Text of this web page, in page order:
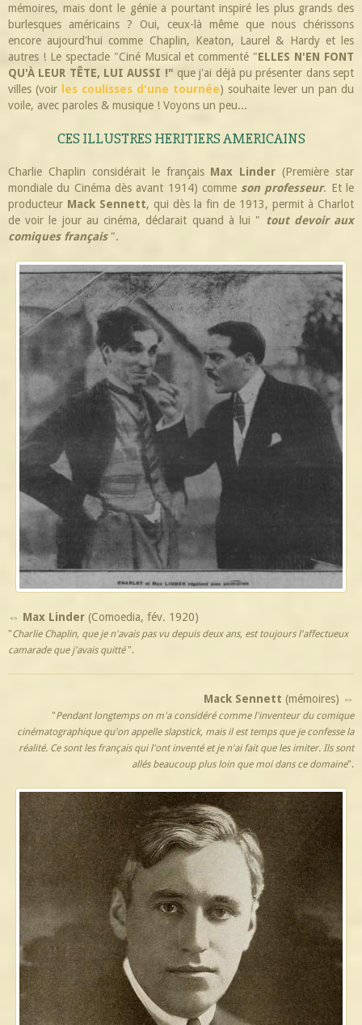
mémoires, mais dont le génie a pourtant inspiré les plus grands des
burlesques américains ? Oui, ceux-là même que nous chérissons
encore aujourd'hui comme Chaplin, Keaton, Laurel & Hardy et les
autres ! Le spectacle "Ciné Musical et commenté "ELLES N'EN FONT
QU'À LEUR TÊTE, LUI AUSSI !" que j'ai déjà pu présenter dans sept
villes (voir
les coulisses d'une tournée) souhaite lever un pan du
voile, avec paroles & musique ! Voyons un peu...
CES ILLUSTRES HERITIERS AMERICAINS
Charlie Chaplin considérait le français Max Linder (Première star
mondiale du Cinéma dès avant 1914) comme son professeur. Et le
producteur Mack Sennett, qui dès la fin de 1913, permit à Charlot
de voir le jour au cinéma, déclarait quand à lui "
tout devoir aux
comiques français".
⇔ Max Linder (Comoedia, fév. 1920)
"Charlie Chaplin, que je n'avais pas vu depuis deux ans, est toujours l'affectueux
camarade que j'avais quitté".
Mack Sennett (mémoires) ⇔
"Pendant longtemps on m'a considéré comme l'inventeur du comique
cinématographique qu'on appelle slapstick, mais il est temps que je confesse la
réalité. Ce sont les français qui l'ont inventé et je n'ai fait que les imiter. Ils sont
allés beaucoup plus loin que moi dans ce domaine".